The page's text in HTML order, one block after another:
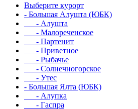
Выберите курорт
- Большая Алушта (ЮБК)
- Алушта
- Малореченское
- Партенит
- Приветное
- Рыбачье
- Солнечногорское
- Утес
- Большая Ялта (ЮБК)
- Алупка
- Гаспра